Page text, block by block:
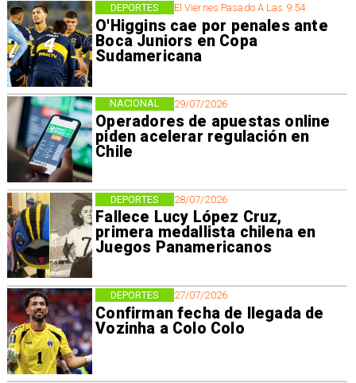
El Viernes Pasado A Las 9:54
O'Higgins cae por penales ante
Boca Juniors en Copa
Sudamericana
DEPORTES
29/07/2026
Operadores de apuestas online
piden acelerar regulación en
Chile
NACIONAL
28/07/2026
Fallece Lucy López Cruz,
primera medallista chilena en
Juegos Panamericanos
DEPORTES
27/07/2026
Confirman fecha de llegada de
Vozinha a Colo Colo
DEPORTES